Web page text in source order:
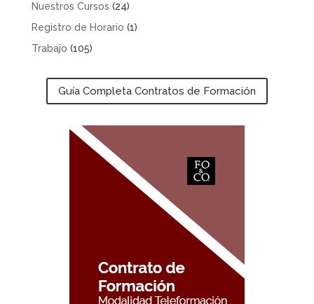
Nuestros Cursos (24)
Registro de Horario (1)
Trabajo (105)
Guía Completa Contratos de Formación